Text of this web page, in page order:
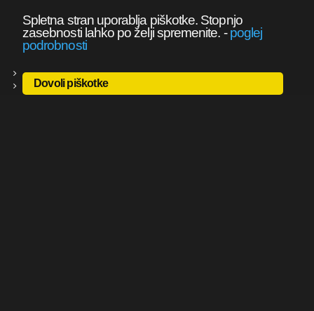
Spletna stran uporablja piškotke. Stopnjo
zasebnosti lahko po želji spremenite. -poglej
podrobnosti
Dovoli piškotke